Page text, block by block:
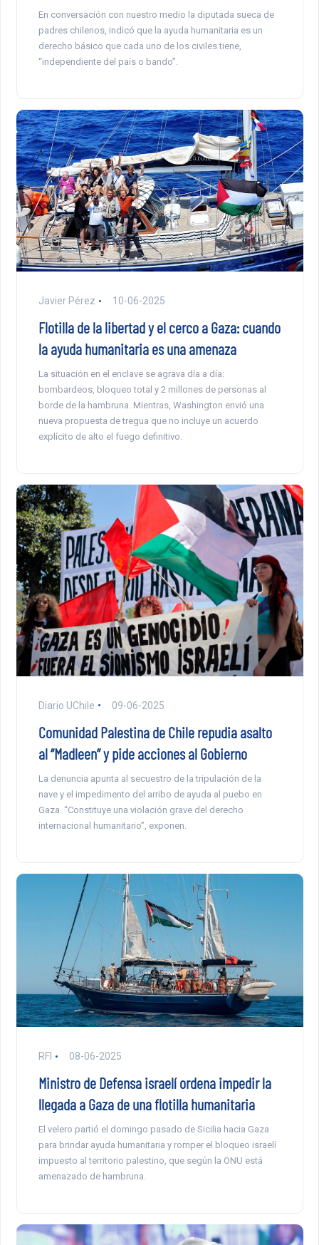
En conversación con nuestro medio la diputada sueca de
padres chilenos, indicó que la ayuda humanitaria es un
derecho básico que cada uno de los civiles tiene,
“independiente del país o bando”.
Javier Pérez 10-06-2025
Flotilla de la libertad y el cerco a Gaza: cuando
la ayuda humanitaria es una amenaza
La situación en el enclave se agrava día a día:
bombardeos, bloqueo total y 2 millones de personas al
borde de la hambruna. Mientras, Washington envió una
nueva propuesta de tregua que no incluye un acuerdo
explícito de alto el fuego definitivo.
Diario UChile 09-06-2025
Comunidad Palestina de Chile repudia asalto
al “Madleen” y pide acciones al Gobierno
La denuncia apunta al secuestro de la tripulación de la
nave y el impedimento del arribo de ayuda al puebo en
Gaza. “Constituye una violación grave del derecho
internacional humanitario”, exponen.
RFI 08-06-2025
Ministro de Defensa israelí ordena impedir la
llegada a Gaza de una flotilla humanitaria
El velero partió el domingo pasado de Sicilia hacia Gaza
para brindar ayuda humanitaria y romper el bloqueo israelí
impuesto al territorio palestino, que según la ONU está
amenazado de hambruna.